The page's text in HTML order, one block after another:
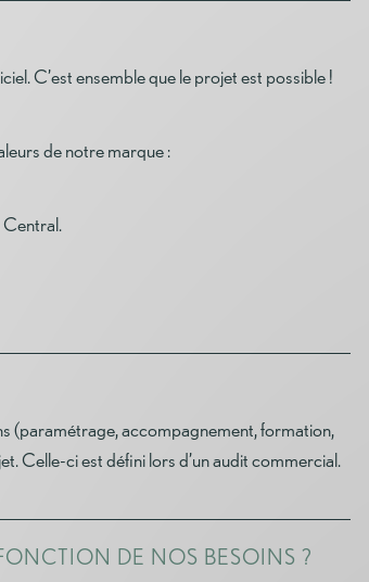
C’est ensemble que le projet est possible !
de notre marque :
Central.
(paramétrage, accompagnement, formation,
Celle-ci est défini lors d’un audit commercial.
DE NOS BESOINS ?